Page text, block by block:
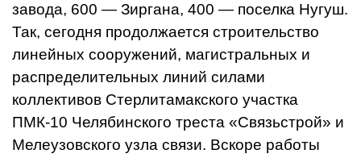
завода, 600 — Зиргана, 400 — поселка Нугуш.
Так, се­годня продолжается строительство
линейных сооруже­ний, магистральных и
распре­делительных линий силами
коллективов Стерлитамакско­го участка
ПМК-10 Челябинс­кого треста «Связьстрой» и
Мелеузовского узла связи. Вскоре работы